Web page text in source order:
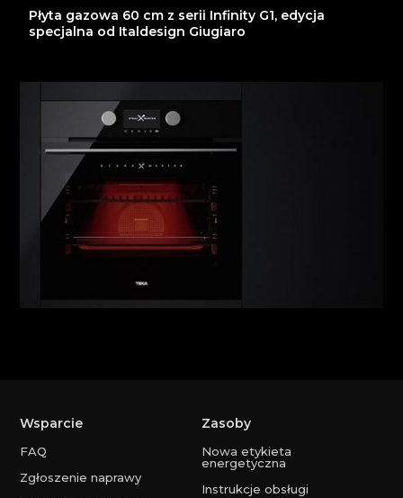
Płyta gazowa 60 cm z serii Infinity G1, edycja
specjalna od Italdesign Giugiaro
Wsparcie
FAQ
Zgłoszenie naprawy
Zasoby
Nowa etykieta
energetyczna
Instrukcje obsługi